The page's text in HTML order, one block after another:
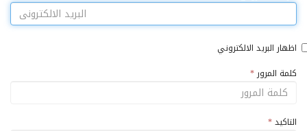
اظهار البريد الالكتروني
كلمة المرور *
التاكيد*